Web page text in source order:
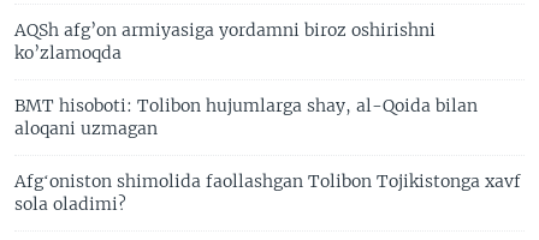
AQSh afg’on armiyasiga yordamni biroz oshirishni
ko’zlamoqda
BMT hisoboti: Tolibon hujumlarga shay, al-Qoida bilan
aloqani uzmagan
Afgʻoniston shimolida faollashgan Tolibon Tojikistonga xavf
sola oladimi?